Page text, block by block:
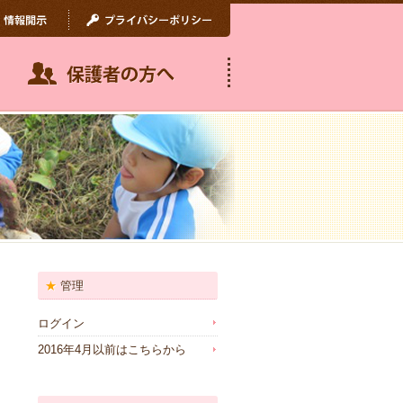
管理
ログイン
2016年4月以前はこちらから